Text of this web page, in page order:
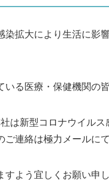
拡大により生活に影
る医療・保健機関の
は新型コロナウイル
連絡は極力メールに
よう宜しくお願い申し